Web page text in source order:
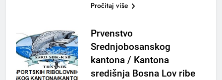
Pročitaj više
Prvenstvo
Srednjobosanskog
kantona / Kantona
središnja Bosna Lov ribe